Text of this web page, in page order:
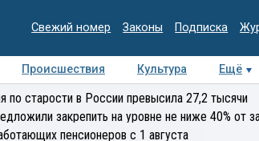
Свежий номер Законы Подписка
Происшествия Культура Ещё
Интервью Колумнисты
по старости в России превысила 27,2 тысячи
закрепить на уровне не ниже 40% от
пенсионеров с 1 августа